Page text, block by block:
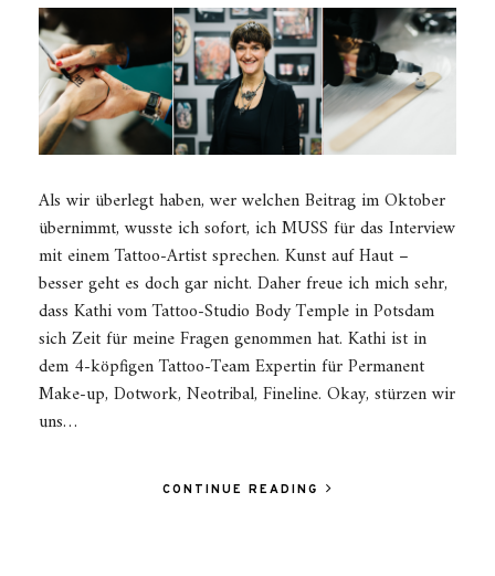
Als wir überlegt haben, wer welchen Beitrag im Oktober
übernimmt, wusste ich sofort, ich MUSS für das Interview
mit einem Tattoo-Artist sprechen. Kunst auf Haut –
besser geht es doch gar nicht. Daher freue ich mich sehr,
dass Kathi vom Tattoo-Studio Body Temple in Potsdam
sich Zeit für meine Fragen genommen hat. Kathi ist in
dem 4-köpfigen Tattoo-Team Expertin für Permanent
Make-up, Dotwork, Neotribal, Fineline. Okay, stürzen wir
uns…
CONTINUE READING